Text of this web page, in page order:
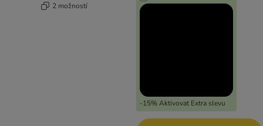
2 možností
-15% Aktivovat Extra slevu